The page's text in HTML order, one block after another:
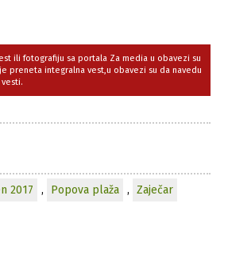
ili fotografiju sa portala Za media u obavezi su
preneta integralna vest,u obavezi su da navedu
2017 , Popova plaža , Zaječar